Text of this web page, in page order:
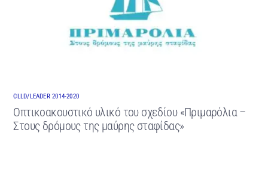
CLLD/LEADER 2014-2020
Οπτικοακουστικό υλικό του σχεδίου «Πριμαρόλια –
Στους δρόμους της μαύρης σταφίδας»